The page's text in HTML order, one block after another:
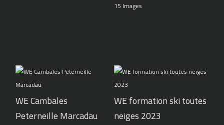
15 Images
WE Cambales
Peterneille Marcadau
WE formation ski toutes
neiges 2023